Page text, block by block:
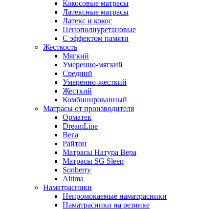
Кокосовые матрасы
Латексные матрасы
Латекс и кокос
Пенополиуретановые
С эффектом памяти
Жесткость
Мягкий
Умеренно-мягкий
Средний
Умеренно-жесткий
Жесткий
Комбинированный
Матрасы от производителя
Орматек
DreamLine
Вега
Райтон
Матрасы Натура Вера
Матрасы SG Sleep
Sonberry
Altima
Наматрасники
Непромокаемые наматрасники
Наматрасники на резинке